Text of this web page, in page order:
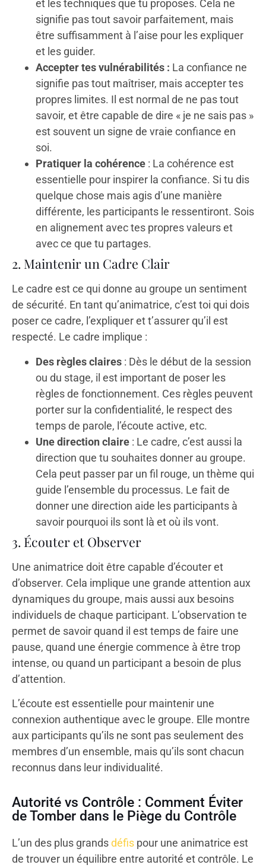
et les techniques que tu proposes. Cela ne
signifie pas tout savoir parfaitement, mais
être suffisamment à l’aise pour les expliquer
et les guider.
Accepter tes vulnérabilités : La confiance ne
signifie pas tout maîtriser, mais accepter tes
propres limites. Il est normal de ne pas tout
savoir, et être capable de dire « je ne sais pas »
est souvent un signe de vraie confiance en
soi.
Pratiquer la cohérence : La cohérence est
essentielle pour inspirer la confiance. Si tu dis
quelque chose mais agis d’une manière
différente, les participants le ressentiront. Sois
en alignement avec tes propres valeurs et
avec ce que tu partages.
2. Maintenir un Cadre Clair
Le cadre est ce qui donne au groupe un sentiment
de sécurité. En tant qu’animatrice, c’est toi qui dois
poser ce cadre, l’expliquer et t’assurer qu’il est
respecté. Le cadre implique :
Des règles claires : Dès le début de la session
ou du stage, il est important de poser les
règles de fonctionnement. Ces règles peuvent
porter sur la confidentialité, le respect des
temps de parole, l’écoute active, etc.
Une direction claire : Le cadre, c’est aussi la
direction que tu souhaites donner au groupe.
Cela peut passer par un fil rouge, un thème qui
guide l’ensemble du processus. Le fait de
donner une direction aide les participants à
savoir pourquoi ils sont là et où ils vont.
3. Écouter et Observer
Une animatrice doit être capable d’écouter et
d’observer. Cela implique une grande attention aux
dynamiques du groupe, mais aussi aux besoins
individuels de chaque participant. L’observation te
permet de savoir quand il est temps de faire une
pause, quand une énergie commence à être trop
intense, ou quand un participant a besoin de plus
d’attention.
L’écoute est essentielle pour maintenir une
connexion authentique avec le groupe. Elle montre
aux participants qu’ils ne sont pas seulement des
membres d’un ensemble, mais qu’ils sont chacun
reconnus dans leur individualité.
Autorité vs Contrôle : Comment Éviter
de Tomber dans le Piège du Contrôle
L’un des plus grandsdéfis pour une animatrice est
de trouver un équilibre entre autorité et contrôle. Le